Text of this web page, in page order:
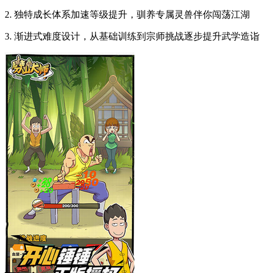
2. 独特成长体系加速等级提升，驯养专属灵兽伴你闯荡江湖
3. 渐进式难度设计，从基础训练到宗师挑战逐步提升武学造诣